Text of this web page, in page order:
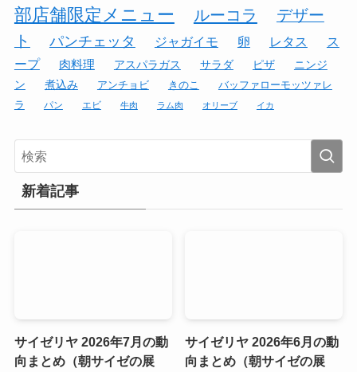
部店舗限定メニュー
ルーコラ
デザー
ト
パンチェッタ ジャガイモ 卵 レタス
ス
ープ
肉料理 アスパラガス サラダ ピザ
ニンジ
ン
煮込み アンチョビ きのこ
バッファローモッツァレ
ラ
パン エビ 牛肉 ラム肉 オリーブ イカ
新着記事
サイゼリヤ 2026年7月の動
向まとめ（朝サイゼの展
サイゼリヤ 2026年6月の動
向まとめ（朝サイゼの展